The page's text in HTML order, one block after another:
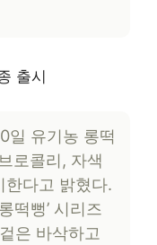
출시
일 유기농 롱떡
로콜리, 자색
한다고 밝혔다.
떡뻥’ 시리즈
은 바삭하고